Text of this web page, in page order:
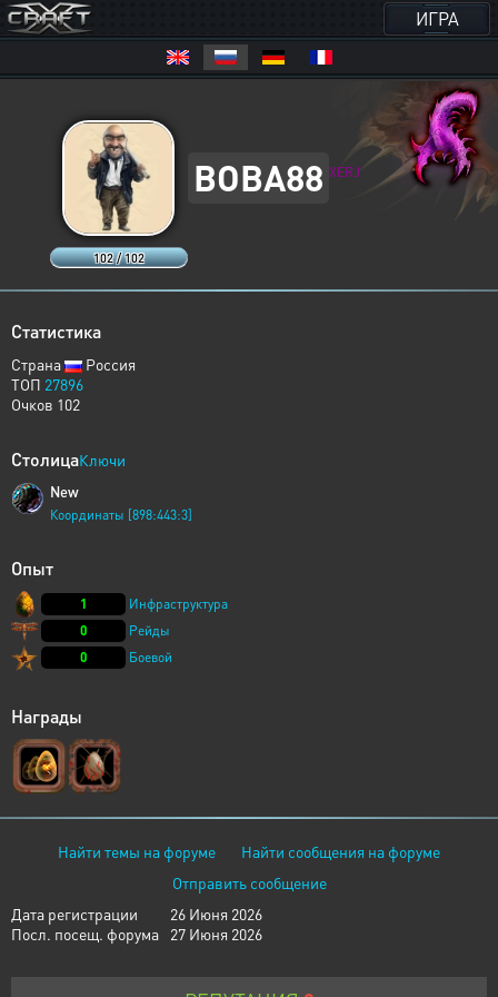
ИГРА
102 / 102
BOBA88 XERJ
Статистика
Страна
Россия
ТОП 27896
Очков 102
СтолицаКлючи
New
Координаты [898:443:3]
Опыт
1
Инфраструктура
0
Рейды
0
Боевой
Награды
Найти темы на форуме
Найти сообщения на форуме
Отправить сообщение
Дата регистрации
26 Июня 2026
Посл. посещ. форума
27 Июня 2026